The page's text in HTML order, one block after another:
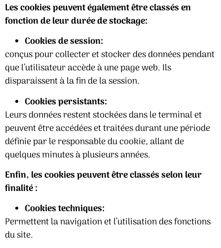
Les cookies peuvent également être classés en
fonction de leur durée de stockage:
Cookies de session:
conçus pour collecter et stocker des données pendant
que l’utilisateur accède à une page web. Ils
disparaissent à la fin de la session.
Cookies persistants:
Leurs données restent stockées dans le terminal et
peuvent être accédées et traitées durant une période
définie par le responsable du cookie, allant de
quelques minutes à plusieurs années.
Enfin, les cookies peuvent être classés selon leur
finalité :
Cookies techniques:
Permettent la navigation et l’utilisation des fonctions
du site.